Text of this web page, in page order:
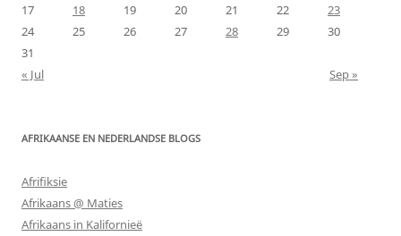
17
18 19 20 21 22
23
24
25 26 27 28 29
30
31
« Jul
Sep »
AFRIKAANSE EN NEDERLANDSE BLOGS
Afrifiksie
Afrikaans @ Maties
Afrikaans in Kalifornieë